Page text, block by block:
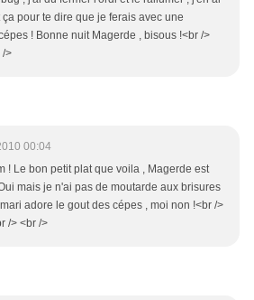
ça pour te dire que je ferais avec une
! Bonne nuit Magerde , bisous !<br />
/>
00:04
! Le bon petit plat que voila , Magerde est
mais je n'ai pas de moutarde aux brisures
adore le gout des cépes , moi non !<br />
/> <br />